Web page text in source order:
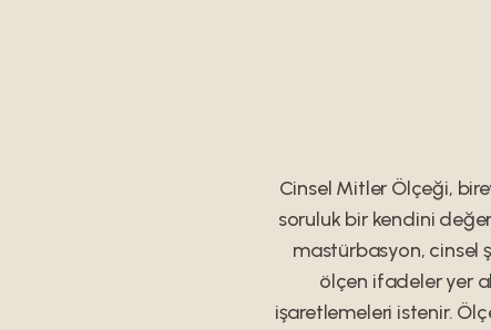
Cinsel Mitler Ölçeği,
soruluk bir kendini
mastürbasyon, cinsel
ölçen ifadeler yer
işaretlemeleri istenir.